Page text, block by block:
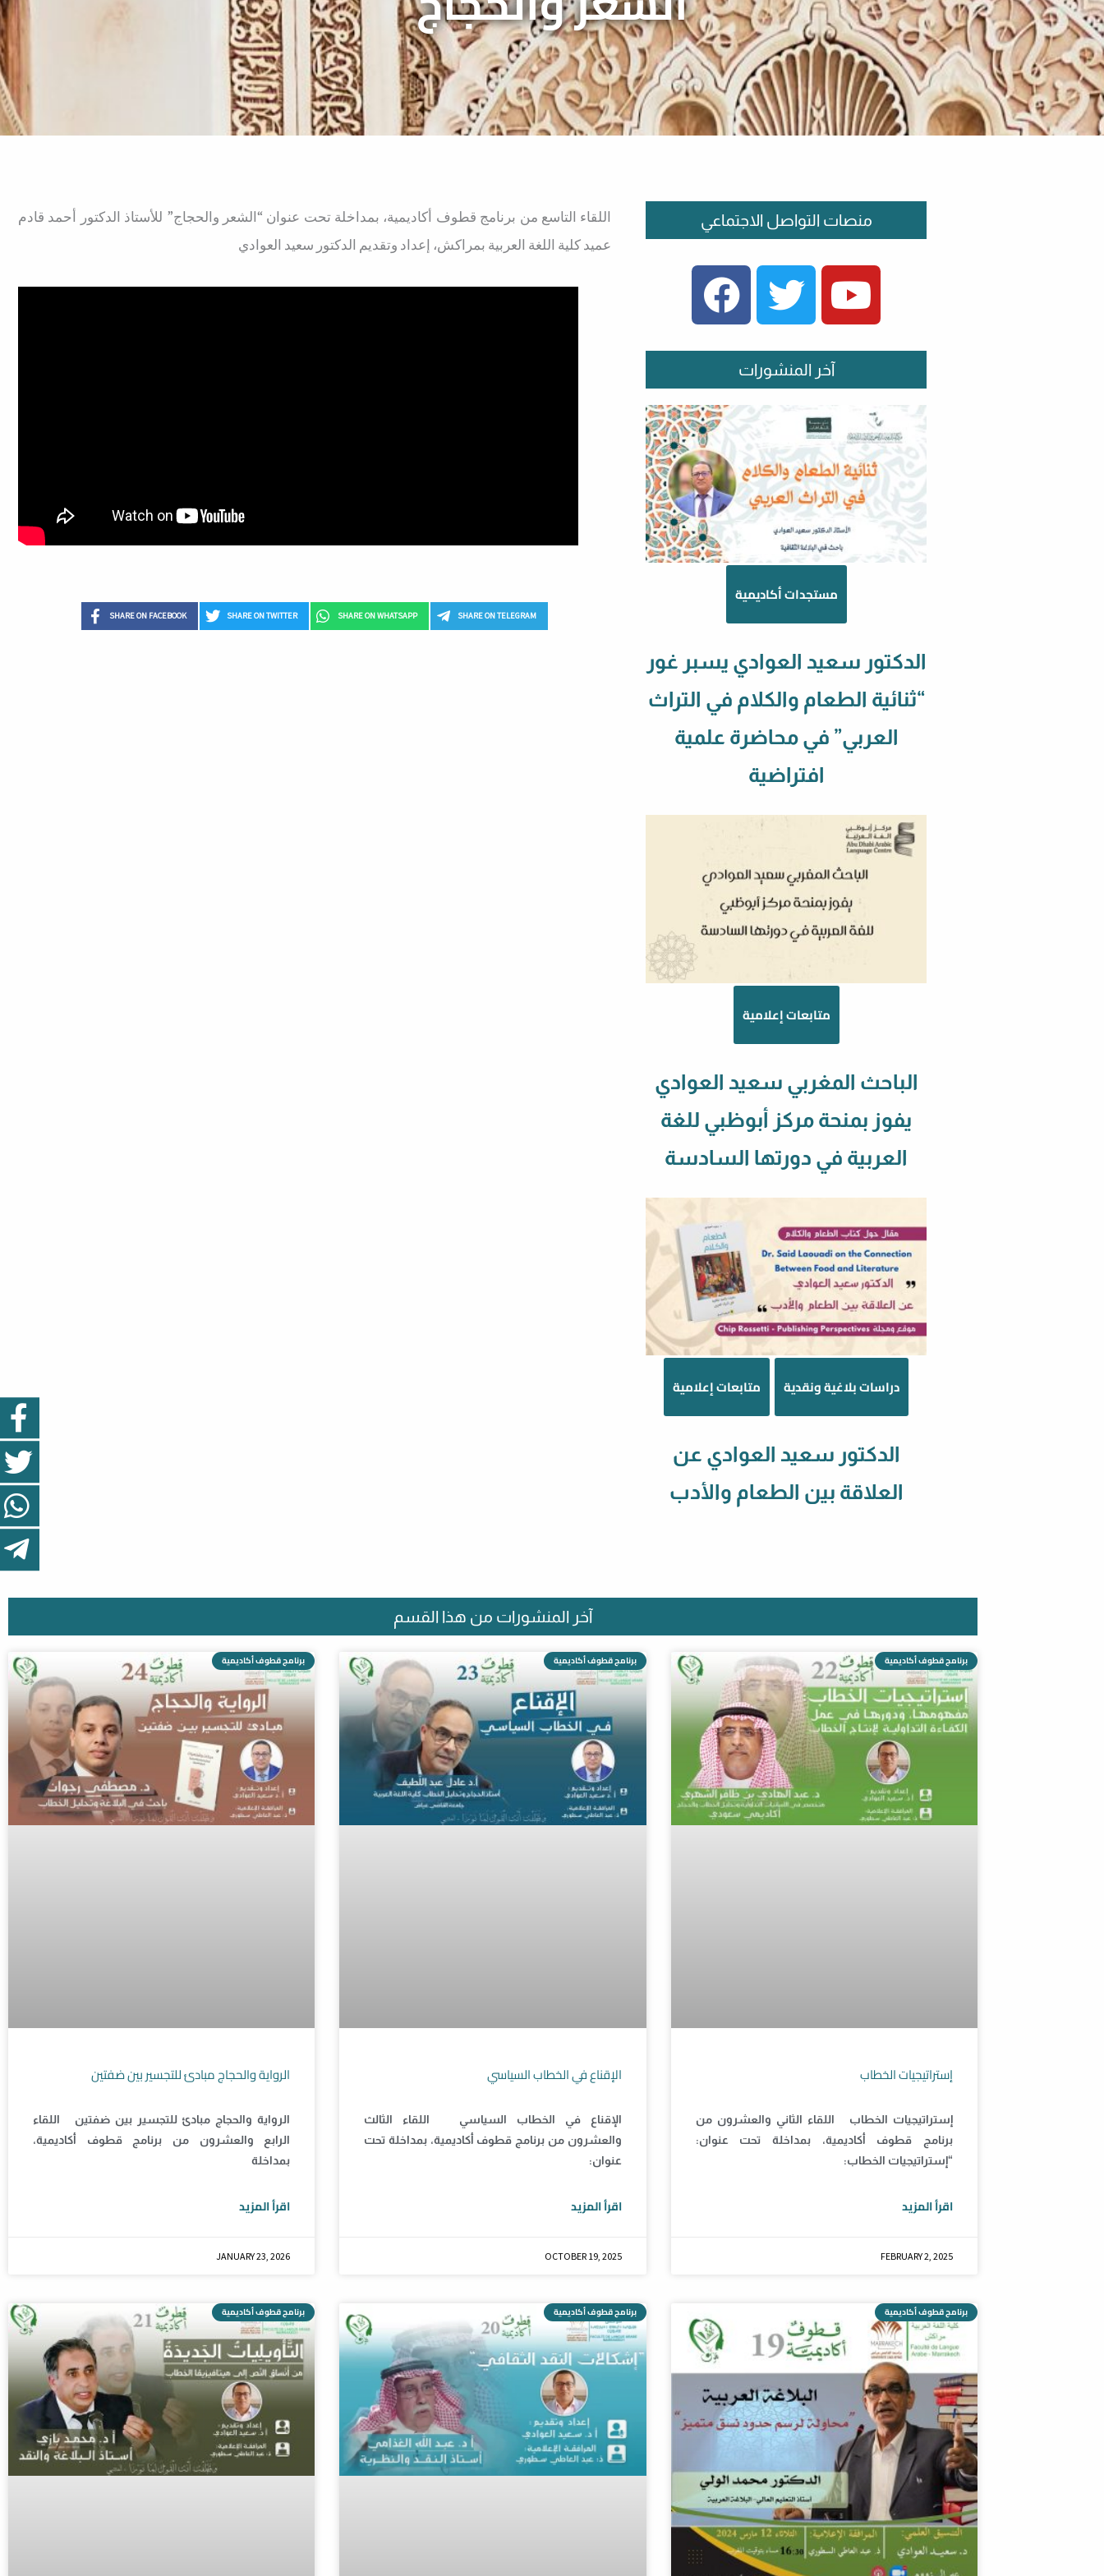
اللقاء التاسع من برنامج قطوف أكاديمية، بمداخلة تحت عنوان “الشعر والحجاج” للأستاذ الدكتور أحمد قادم
عميد كلية اللغة العربية بمراكش، إعداد وتقديم الدكتور سعيد العوادي
SHARE ON FACEBOOK SHARE ON TWITTER SHARE ON WHATSAPP SHARE ON TELEGRAM
منصات التواصل الاجتماعي
FACEBOOK
TWITTERYOUTUBE
آخر المنشورات
مستجدات أكاديمية
الدكتور سعيد العوادي يسبر غور
“ثنائية الطعام والكلام في التراث
العربي” في محاضرة علمية
افتراضية
متابعات إعلامية
الباحث المغربي سعيد العوادي
يفوز بمنحة مركز أبوظبي للغة
العربية في دورتها السادسة
متابعات إعلامية دراسات بلاغية ونقدية
الدكتور سعيد العوادي عن
العلاقة بين الطعام والأدب
آخر المنشورات من هذا القسم
برنامج قطوف أكاديمية
الرواية والحجاج مبادئ للتجسير بين ضفتين
الرواية والحجاج مبادئ للتجسير بين ضفتين اللقاء
الرابع والعشرون من برنامج قطوف أكاديمية،
بمداخلة
اقرأ المزيد
JANUARY 23, 2026
برنامج قطوف أكاديمية
الإقناع في الخطاب السياسي
الإقناع في الخطاب السياسي اللقاء الثالث
والعشرون من برنامج قطوف أكاديمية، بمداخلة تحت
عنوان:
اقرأ المزيد
OCTOBER 19, 2025
برنامج قطوف أكاديمية
إستراتيجيات الخطاب
إستراتيجيات الخطاب اللقاء الثاني والعشرون من
برنامج قطوف أكاديمية، بمداخلة تحت عنوان:
“إستراتيجيات الخطاب:
اقرأ المزيد
FEBRUARY 2, 2025
برنامج قطوف أكاديمية برنامج قطوف أكاديمية برنامج قطوف أكاديمية